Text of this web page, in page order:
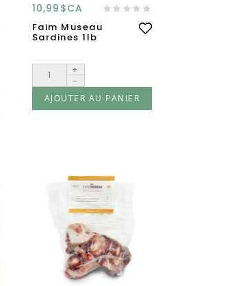
10,99$CA
Faim Museau
Sardines 1lb
+
-
AJOUTER AU PANIER